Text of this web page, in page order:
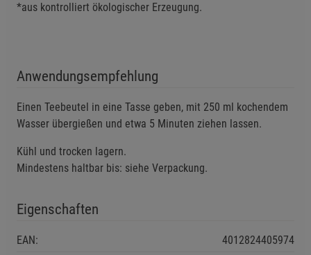
*aus kontrolliert ökologischer Erzeugung.
Anwendungsempfehlung
Einen Teebeutel in eine Tasse geben, mit 250 ml kochendem
Wasser übergießen und etwa 5 Minuten ziehen lassen.
Kühl und trocken lagern.
Mindestens haltbar bis: siehe Verpackung.
Eigenschaften
EAN:
4012824405974
Beschreibung Notwendige Cookies
Cookie-Informationenanzeigen
Funktionale Cookies (1)
Beschreibung Funktionale Cookies
Statistik Cookies (2)